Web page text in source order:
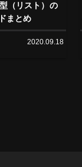
（リスト）の
まとめ
2020.09.18